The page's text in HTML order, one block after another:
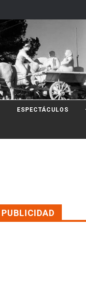
ESPECTÁCULOS
PUBLICIDAD